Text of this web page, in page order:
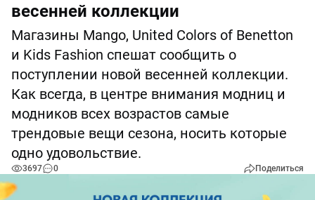
весенней коллекции
Магазины Mango, United Colors of Benetton
и Kids Fashion спешат сообщить о
поступлении новой весенней коллекции.
Как всегда, в центре внимания модниц и
модников всех возрастов самые
трендовые вещи сезона, носить которые
одно удовольствие.
3697 0 Поделиться